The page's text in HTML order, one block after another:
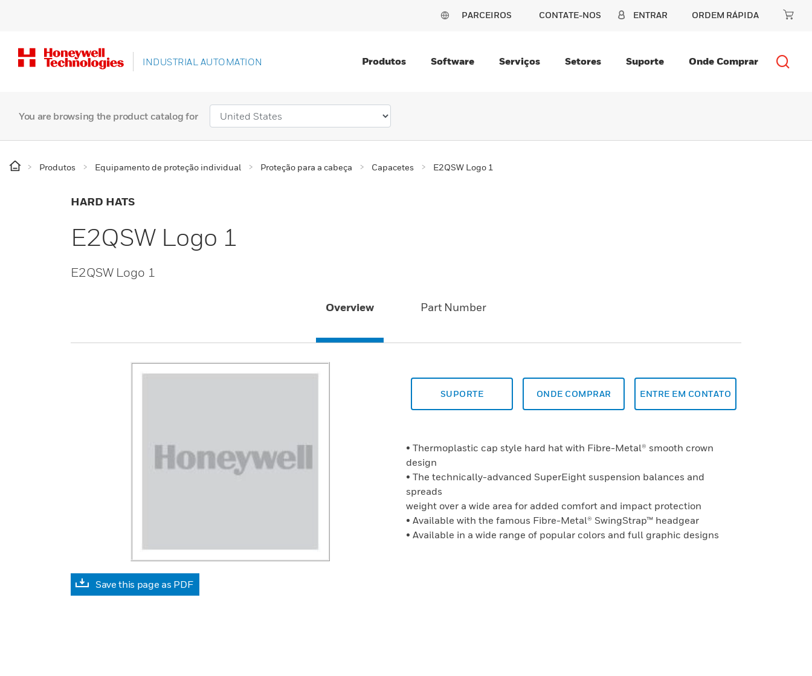
PARCEIROS CONTATE-NOS ENTRAR ORDEM RÁPIDA
INDUSTRIAL AUTOMATION Produtos Software Serviços Setores Suporte Onde Comprar
You are browsing the product catalog for
Produtos Equipamento de proteção individual Proteção para a cabeça Capacetes E2QSW Logo 1
HARD HATS
E2QSW Logo 1
E2QSW Logo 1
Overview Part Number
Save this page as PDF
SUPORTE ONDE COMPRAR ENTRE EM CONTATO
• Thermoplastic cap style hard hat with Fibre-Metal® smooth crown
design
• The technically-advanced SuperEight suspension balances and
spreads
weight over a wide area for added comfort and impact protection
• Available with the famous Fibre-Metal® SwingStrap™ headgear
• Available in a wide range of popular colors and full graphic designs